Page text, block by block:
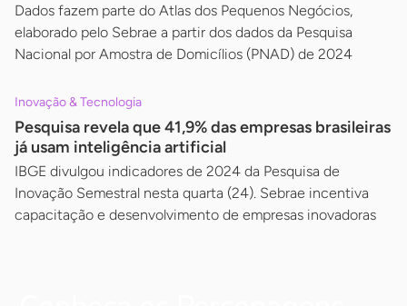
Dados fazem parte do Atlas dos Pequenos Negócios,
elaborado pelo Sebrae a partir dos dados da Pesquisa
Nacional por Amostra de Domicílios (PNAD) de 2024
Inovação & Tecnologia
Pesquisa revela que 41,9% das empresas brasileiras
já usam inteligência artificial
IBGE divulgou indicadores de 2024 da Pesquisa de
Inovação Semestral nesta quarta (24). Sebrae incentiva
capacitação e desenvolvimento de empresas inovadoras